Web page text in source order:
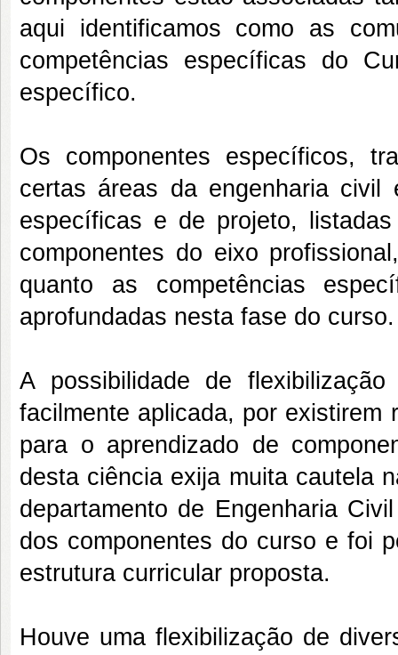
aqui identificamos como as
competências específicas do
específico.
Os componentes específicos,
certas áreas da engenharia
específicas e de projeto,
componentes do eixo
quanto as competências
aprofundadas nesta fase do curso.
A possibilidade de
facilmente aplicada, por existirem
para o aprendizado de
desta ciência exija muita cautela
departamento de Engenharia
dos componentes do curso e foi
estrutura curricular proposta.
Houve uma flexibilização de